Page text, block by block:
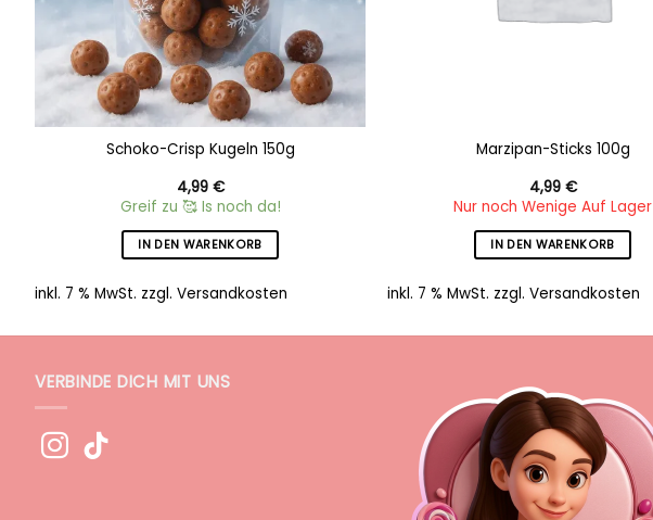
Schoko-Crisp Kugeln 150g
4,99 €
Greif zu 🥰 Is noch da!
IN DEN WARENKORB
inkl. 7 % MwSt. zzgl. Versandkosten
Marzipan-Sticks 100g
4,99 €
Nur noch Wenige Auf Lager
IN DEN WARENKORB
inkl. 7 % MwSt. zzgl. Versandkosten
VERBINDE DICH MIT UNS